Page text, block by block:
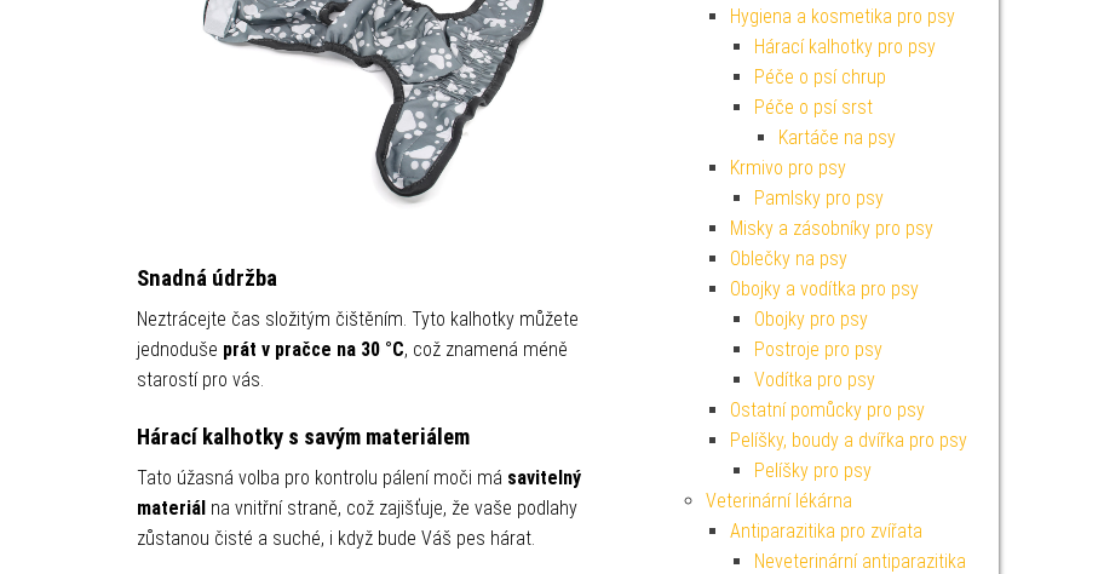
Snadná údržba
Neztrácejte čas složitým čištěním. Tyto kalhotky můžete
jednoduše prát v pračce na 30 °C, což znamená méně
starostí pro vás.
Hárací kalhotky s savým materiálem
Tato úžasná volba pro kontrolu pálení moči má savitelný
materiál na vnitřní straně, což zajišťuje, že vaše podlahy
zůstanou čisté a suché, i když bude Váš pes hárat.
Hygiena a kosmetika pro psy
Hárací kalhotky pro psy
Péče o psí chrup
Péče o psí srst
Kartáče na psy
Krmivo pro psy
Pamlsky pro psy
Misky a zásobníky pro psy
Oblečky na psy
Obojky a vodítka pro psy
Obojky pro psy
Postroje pro psy
Vodítka pro psy
Ostatní pomůcky pro psy
Pelíšky, boudy a dvířka pro psy
Pelíšky pro psy
Veterinární lékárna
Antiparazitika pro zvířata
Neveterinární antiparazitika